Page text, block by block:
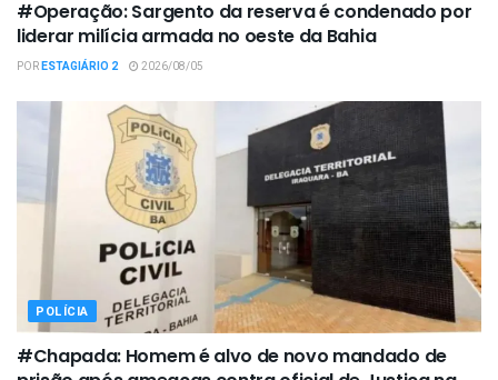
#Operação: Sargento da reserva é condenado por
liderar milícia armada no oeste da Bahia
PORESTAGIÁRIO 2 2026/08/05
POLÍCIA
#Chapada: Homem é alvo de novo mandado de